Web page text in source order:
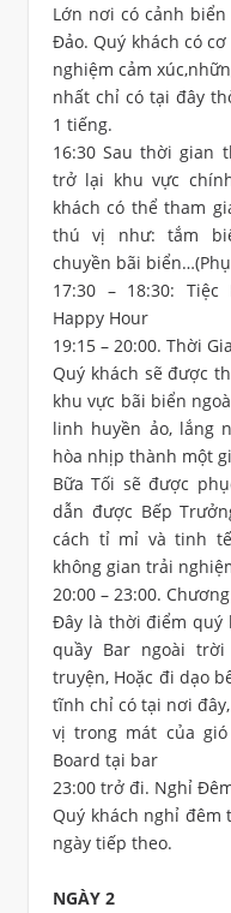
Lớn nơi có cảnh
Đảo. Quý khách có
nghiệm cảm
nhất chỉ có tại đây
1 tiếng.
16:30 Sau thời gian
trở lại khu vực
khách có thể tham
thú vị như: tắm
chuyền bãi
17:30 – 18:30:
Happy Hour
19:15 – 20:00. Thời
Quý khách sẽ được
khu vực bãi biển
linh huyền ảo, lắng
hòa nhịp thành một
Bữa Tối sẽ được
dẫn được Bếp
cách tỉ mỉ và tinh
không gian trải
20:00 – 23:00.
Đây là thời điểm quý
quầy Bar ngoài
truyện, Hoặc đi dạo
tĩnh chỉ có tại nơi
vị trong mát của
Board tại bar
23:00 trở đi. Nghỉ
Quý khách nghỉ đêm
ngày tiếp theo.
NGÀY 2